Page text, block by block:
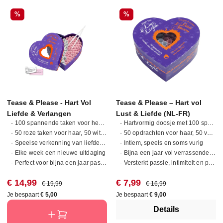
Korting
%
Tease & Please - Hart Vol
Liefde & Verlangen
- 50 roze taken voor haar, 50 witte voor hem
- Speelse verkenning van liefde en verlangen
- Elke week een nieuwe uitdaging
- Perfect voor bijna een jaar passievolle momenten
Verkoopprijs:
€ 14,99 Normale prijs:
€ 19,99
Je bespaart€ 5,00
Korting
%
Tease & Please – Hart vol
Lust & Liefde (NL-FR)
- 50 opdrachten voor haar, 50 voor hem
- Intiem, speels en soms vurig
- Bijna een jaar vol verrassende uitdagingen
- Versterkt passie, intimiteit en plezier samen
Verkoopprijs:
€ 7,99 Normale prijs:
€ 16,99
Je bespaart€ 9,00
Details